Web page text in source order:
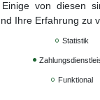
von diesen
Ihre Erfahrung zu
Statistik
Funktional